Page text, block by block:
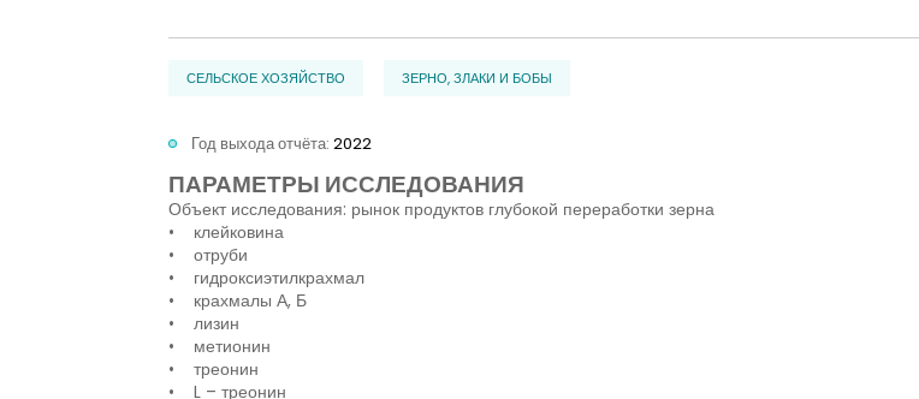
СЕЛЬСКОЕ ХОЗЯЙСТВО ЗЕРНО, ЗЛАКИ И БОБЫ
Год выхода отчёта: 2022
ПАРАМЕТРЫ ИССЛЕДОВАНИЯ
Объект исследования: рынок продуктов глубокой переработки зерна
• клейковина
• отруби
• гидроксиэтилкрахмал
• крахмалы А, Б
• лизин
• метионин
• треонин
• L – треонин